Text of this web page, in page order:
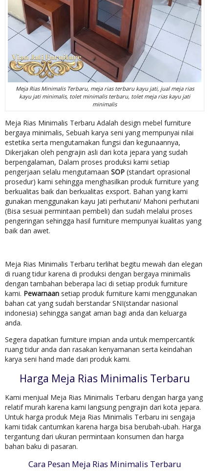
Meja Rias Minimalis Terbaru, meja rias terbaru kayu jati, jual meja rias
kayu jati minimalis, tolet minimalis terbaru, tolet meja rias kayu jati
minimalis
Meja Rias Minimalis Terbaru Adalah design mebel furniture
bergaya minimalis, Sebuah karya seni yang mempunyai nilai
estetika serta mengutamakan fungsi dan kegunaannya,
Dikerjakan oleh pengrajin asli dari kota jepara yang sudah
berpengalaman, Dalam proses produksi kami setiap
pengerjaan selalu mengutamaan SOP (standart oprasional
prosedur) kami sehingga menghasilkan produk furniture yang
berkualitas baik dan berkualitas exsport. Bahan yang kami
gunakan menggunakan kayu Jati perhutani/ Mahoni perhutani
(Bisa sesuai permintaan pembeli) dan sudah melalui proses
pengeringan sehingga hasil furniture mempunyai kualitas yang
baik dan awet.
Meja Rias Minimalis Terbaru terlihat begitu mewah dan elegan
di ruang tidur karena di produksi dengan bergaya minimalis
dengan tambahan beberapa laci di setiap produk furniture
kami. Pewarnaan setiap produk furniture kami menggunakan
bahan cat yang sudah berstandar SNI(standar nasional
indonesia) sehingga sangat aman bagi anda dan keluarga
anda.
Segera dapatkan furniture impian anda untuk mempercantik
ruang tidur anda dan rasakan kenyamanan serta keindahan
karya seni hand made dari produk kami.
Harga Meja Rias Minimalis Terbaru
Kami menjual Meja Rias Minimalis Terbaru dengan harga yang
relatif murah karena kami langsung pengrajin dari kota jepara.
Untuk harga produk Meja Rias Minimalis Terbaru ini sengaja
kami tidak cantumkan karena harga bisa berubah-ubah. Harga
tergantung dari ukuran permintaan konsumen dan harga
bahan baku di pasaran.
Cara Pesan Meja Rias Minimalis Terbaru